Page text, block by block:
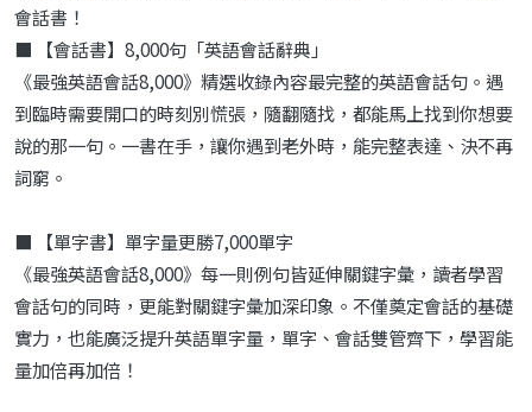
會話書！
■ 【會話書】8,000句「英語會話辭典」
《最強英語會話8,000》精選收錄內容最完整的英語會話句。遇
到臨時需要開口的時刻別慌張，隨翻隨找，都能馬上找到你想要
說的那一句。一書在手，讓你遇到老外時，能完整表達、決不再
詞窮。
■ 【單字書】單字量更勝7,000單字
《最強英語會話8,000》每一則例句皆延伸關鍵字彙，讀者學習
會話句的同時，更能對關鍵字彙加深印象。不僅奠定會話的基礎
實力，也能廣泛提升英語單字量，單字、會話雙管齊下，學習能
量加倍再加倍！